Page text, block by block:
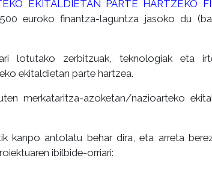
EKITALDIETAN PARTE HARTZEKO
euroko finantza-laguntza jasoko du
lotutako zerbitzuak, teknologiak eta
ekitaldietan parte hartzea.
merkataritza-azoketan/nazioarteko
kanpo antolatu behar dira, eta arreta
ibilbide-orriari: